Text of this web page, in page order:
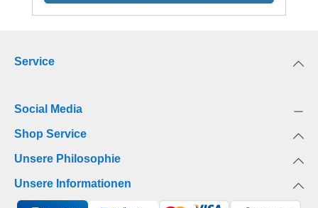
Adventskalender kommt von Herzen und ist eine
andere ganz besondere Menschen.Das erwartet
dich:immerwährender Adventskalender zum
Seiten perfektes Mitbringsel im Advent und tolle
Geschenkideelanganhaltende Freude, auch für die
nächsten JahreLass das vergangene Jahr Revue
Service
Social Media
Shop Service
Unsere Philosophie
Unsere Informationen